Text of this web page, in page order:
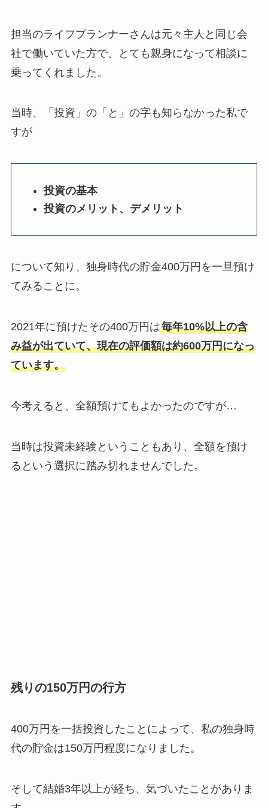
担当のライフプランナーさんは元々主人と同じ会
社で働いていた方で、とても親身になって相談に
乗ってくれました。
当時、「投資」の「と」の字も知らなかった私で
すが
投資の基本
投資のメリット、デメリット
について知り、独身時代の貯金400万円を一旦預け
てみることに。
2021年に預けたその400万円は毎年10%以上の含
み益が出ていて、現在の評価額は約600万円になっ
ています。
今考えると、全額預けてもよかったのですが…
当時は投資未経験ということもあり、全額を預け
るという選択に踏み切れませんでした。
残りの150万円の行方
400万円を一括投資したことによって、私の独身時
代の貯金は150万円程度になりました。
そして結婚3年以上が経ち、気づいたことがありま